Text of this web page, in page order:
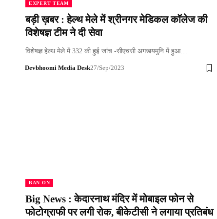
EXPERT TEAM
बड़ी ख़बर : हेल्थ मेले में श्रीनगर मेडिकल कॉलेज की
विशेषज्ञ टीम ने दी सेवा
विशेषज्ञ हेल्थ मेले में 332 की हुई जांच -सीएचसी अगस्त्यमुनि में हुआ…
Devbhoomi Media Desk27/Sep/2023
BAN ON
Big News : केदारनाथ मंदिर में मोबाइल फोन से
फोटोग्राफी पर लगी रोक, बीकेटीसी ने लगाया प्रतिबंध